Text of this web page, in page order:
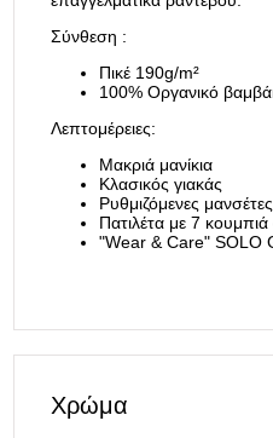
Σύνθεση :
Πικέ 190g/m²
100% Οργανικό
Λεπτομέρειες:
Μακριά μανίκια
Κλασικός γιακάς
Ρυθμιζόμενες
Πατιλέτα με 7 κουμπιά
"Wear & Care" SOLO
Χρώμα